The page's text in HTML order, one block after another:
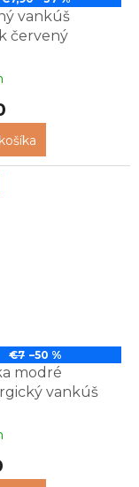
vankúš
červený
€7 –50 %
modré
vankúš